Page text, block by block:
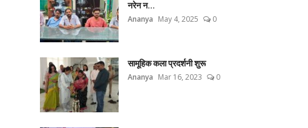
नरेन न...
Ananya May 4, 2025 0
सामूहिक कला प्रदर्शनी शुरू
Ananya Mar 16, 2023 0